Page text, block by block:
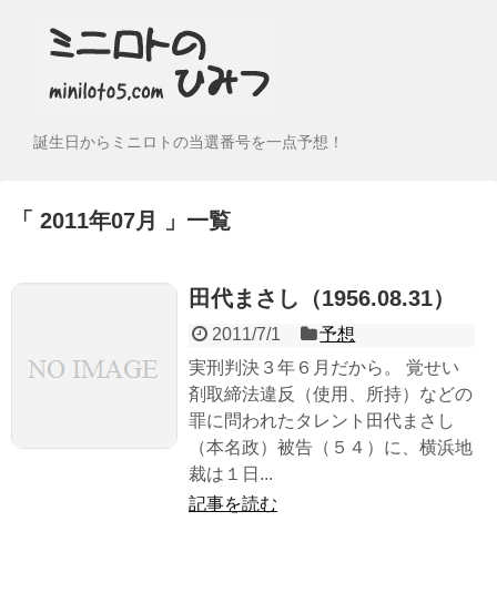
誕生日からミニロトの当選番号を一点予想！
2011年07月 一覧
田代まさし（1956.08.31）
2011/7/1
予想
実刑判決３年６月だから。 覚せい
剤取締法違反（使用、所持）などの
罪に問われたタレント田代まさし
（本名政）被告（５４）に、横浜地
裁は１日...
記事を読む